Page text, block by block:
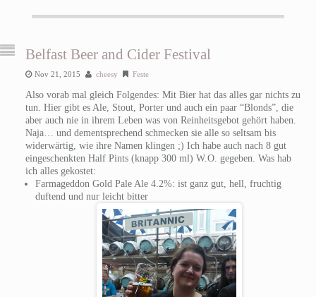
Belfast Beer and Cider Festival
Nov 21, 2015 cheesy Feste
Also vorab mal gleich Folgendes: Mit Bier hat das alles gar nichts zu
tun. Hier gibt es Ale, Stout, Porter und auch ein paar “Blonds”, die
aber auch nie in ihrem Leben was von Reinheitsgebot gehört haben.
Naja… und dementsprechend schmecken sie alle so seltsam bis
widerwärtig, wie ihre Namen klingen ;) Ich habe auch nach 8 gut
eingeschenkten Half Pints (knapp 300 ml) W.O. gegeben. Was hab
ich alles gekostet:
Farmageddon Gold Pale Ale 4.2%: ist ganz gut, hell, fruchtig
duftend und nur leicht bitter